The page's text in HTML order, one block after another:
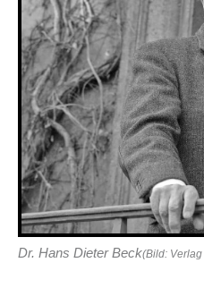
Dr. Hans Dieter Beck(Bild: